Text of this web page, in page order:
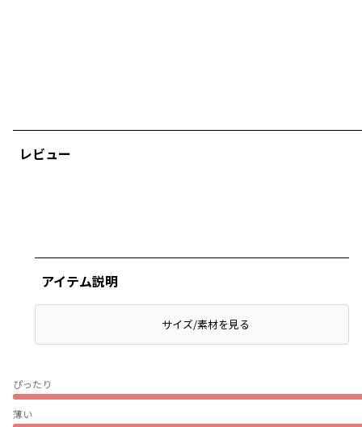
レビュー
ぴったり
薄い
アイテム説明
サイズ/素材を見る